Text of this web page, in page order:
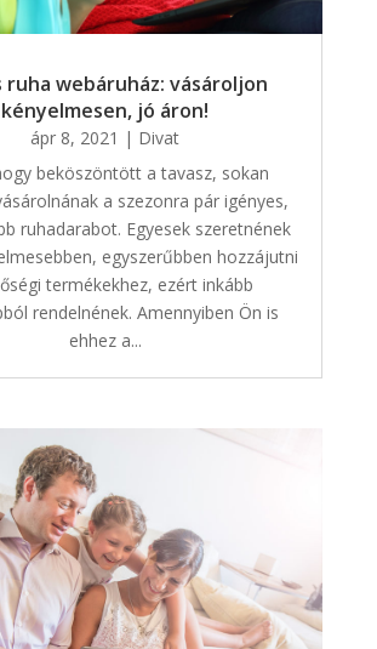
ruha webáruház: vásároljon
kényelmesen, jó áron!
ápr 8, 2021 | Divat
beköszöntött a tavasz, sokan
a szezonra pár igényes,
ruhadarabot. Egyesek szeretnének
egyszerűbben hozzájutni
termékekhez, ezért inkább
rendelnének. Amennyiben Ön is
ehhez a...